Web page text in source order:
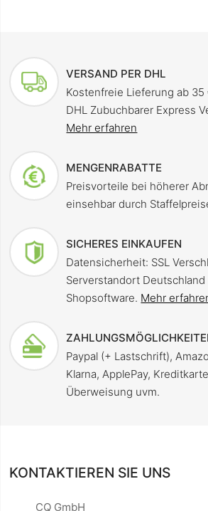
VERSAND PER DHL
Kostenfreie Lieferung ab
DHL Zubuchbarer Express
Mehr erfahren
MENGENRABATTE
Preisvorteile bei höherer
einsehbar durch
SICHERES EINKAUFEN
Datensicherheit: SSL
Serverstandort
Shopsoftware. Mehr
Paypal (+ Lastschrift),
Klarna, ApplePay,
Überweisung uvm.
KONTAKTIEREN SIE UNS
CQ GmbH